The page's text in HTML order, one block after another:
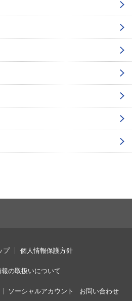
プ 個人情報保護方針
の取扱いについて
ソーシャルアカウント お問い合わせ